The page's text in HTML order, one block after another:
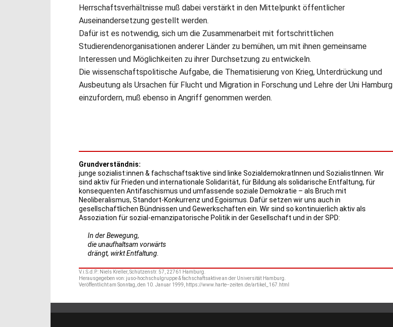
Herrschaftsverhältnisse muß dabei verstärkt in den Mittelpunkt öffentlicher
Auseinandersetzung gestellt werden.
Dafür ist es notwendig, sich um die Zusammenarbeit mit fortschrittlichen
Studierendenorganisationen anderer Länder zu bemühen, um mit ihnen gemeinsame
Interessen und Möglichkeiten zu ihrer Durchsetzung zu entwickeln.
Die wissenschaftspolitische Aufgabe, die Thematisierung von Krieg, Unterdrückung und
Ausbeutung als Ursachen für Flucht und Migration in Forschung und Lehre der Uni Hamburg
einzufordern, muß ebenso in Angriff genommen werden.
Grundverständnis:
junge sozialist:innen & fachschaftsaktive sind linke SozialdemokratInnen und SozialistInnen. Wir
sind aktiv für Frieden und internationale Solidarität, für Bildung als solidarische Entfaltung, für
konsequenten Antifaschismus und umfassende soziale Demokratie – als Bruch mit
Neoliberalismus, Standort-Konkurrenz und Egoismus. Dafür setzen wir uns auch in
gesellschaftlichen Bündnissen und Gewerkschaften ein. Wir sind so kontinuierlich aktiv als
Assoziation für sozial-emanzipatorische Politik in der Gesellschaft und in der SPD:
In der Bewegung,
die unaufhaltsam vorwärts
drängt, wirkt Entfaltung.
V.i.S.d.P.: Niels Kreller, Schützenstr. 57, 22761 Hamburg.
Herausgegeben von: juso-hochschulgruppe & fachschaftsaktive an der Universität Hamburg.
Veröffentlicht am Sonntag, den 10. Januar 1999, https://www.harte--zeiten.de/artikel_167.html